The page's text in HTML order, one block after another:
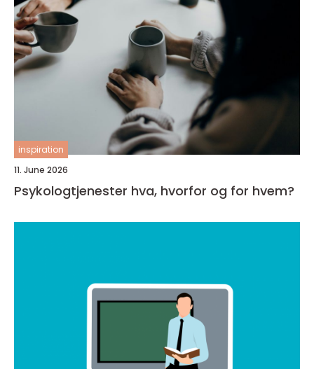
inspiration
11. June 2026
Psykologtjenester hva, hvorfor og for hvem?